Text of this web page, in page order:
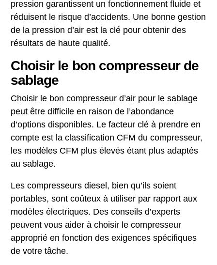
pression garantissent un fonctionnement fluide et
réduisent le risque d’accidents. Une bonne gestion
de la pression d’air est la clé pour obtenir des
résultats de haute qualité.
Choisir le bon compresseur de
sablage
Choisir le bon compresseur d’air pour le sablage
peut être difficile en raison de l’abondance
d’options disponibles. Le facteur clé à prendre en
compte est la classification CFM du compresseur,
les modèles CFM plus élevés étant plus adaptés
au sablage.
Les compresseurs diesel, bien qu’ils soient
portables, sont coûteux à utiliser par rapport aux
modèles électriques. Des conseils d’experts
peuvent vous aider à choisir le compresseur
approprié en fonction des exigences spécifiques
de votre tâche.